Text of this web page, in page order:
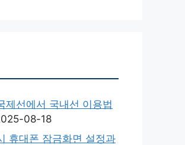
제선에서 국내선 이용법
08-18
휴대폰 잠금화면 설정과